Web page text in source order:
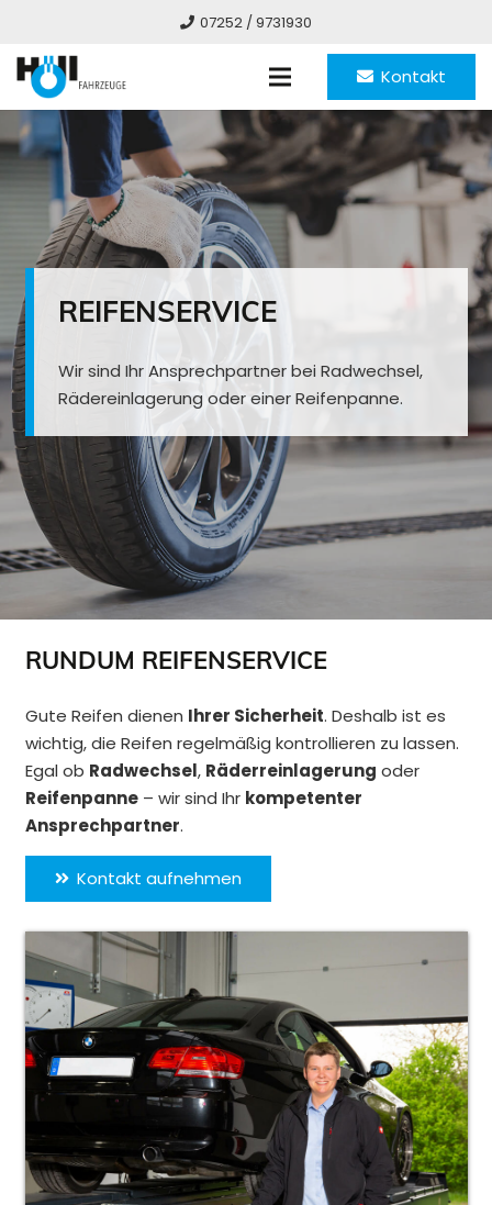
07252 / 9731930
Kontakt
REIFENSERVICE
Wir sind Ihr Ansprechpartner bei Radwechsel,
Rädereinlagerung oder einer Reifenpanne.
RUNDUM REIFENSERVICE
Gute Reifen dienen Ihrer Sicherheit. Deshalb ist es
wichtig, die Reifen regelmäßig kontrollieren zu lassen.
Egal ob Radwechsel, Räderreinlagerung oder
Reifenpanne– wir sind Ihr kompetenter
Ansprechpartner.
Kontakt aufnehmen